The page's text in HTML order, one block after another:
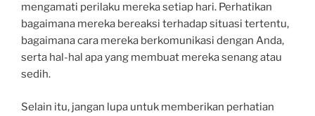
mengamati perilaku mereka setiap hari. Perhatikan
bagaimana mereka bereaksi terhadap situasi tertentu,
bagaimana cara mereka berkomunikasi dengan Anda,
serta hal-hal apa yang membuat mereka senang atau
sedih.
Selain itu, jangan lupa untuk memberikan perhatian